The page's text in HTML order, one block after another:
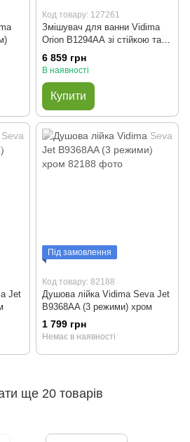
Код товару: 127261
Змішувач для ванни Vidima
Orion В1294АА зі стійкою та
аксесуарами (хром)
6 859 грн
В наявності
Купити
Jet
Під замовлення
Код товару: 82188
Душова лійка Vidima Seva Jet
B9368AA (3 режими) хром
1 799 грн
Немає в наявності
ще 20 товарів